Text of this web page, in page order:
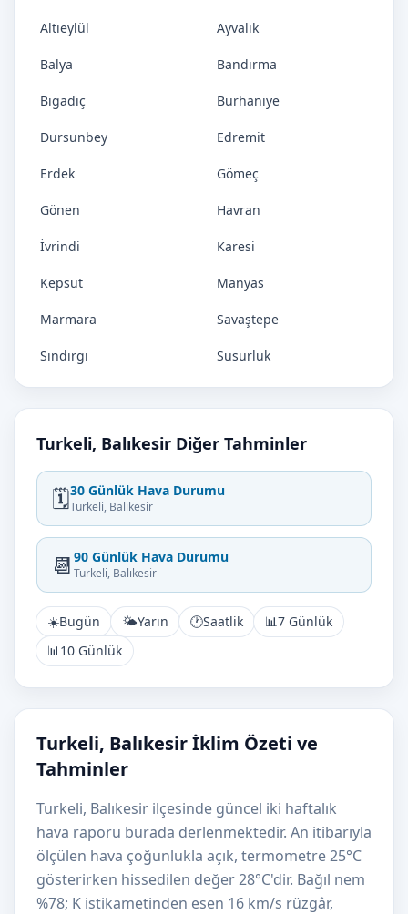
Altıeylül Ayvalık
Balya Bandırma
Bigadiç Burhaniye
Dursunbey Edremit
Erdek Gömeç
Gönen Havran
İvrindi Karesi
Kepsut Manyas
Marmara Savaştepe
Sındırgı Susurluk
Turkeli, Balıkesir Diğer Tahminler
🗓️30 Günlük Hava Durumu
Turkeli, Balıkesir
📆 90 Günlük Hava Durumu
Turkeli, Balıkesir
☀️Bugün 🌤️Yarın 🕐Saatlik 📊7 Günlük
📊10 Günlük
Turkeli, Balıkesir İklim Özeti ve
Tahminler
Turkeli, Balıkesir ilçesinde güncel iki haftalık
hava raporu burada derlenmektedir. An itibarıyla
ölçülen hava çoğunlukla açık, termometre 25°C
gösterirken hissedilen değer 28°C'dir. Bağıl nem
%78; K istikametinden esen 16 km/s rüzgâr,